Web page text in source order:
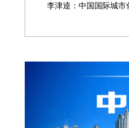
李津逵：中国国际城